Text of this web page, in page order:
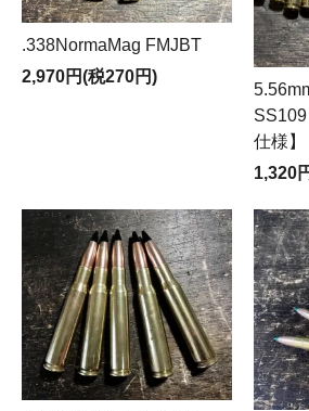
.338NormaMag FMJBT
2,970円(税270円)
仕様】
1,320